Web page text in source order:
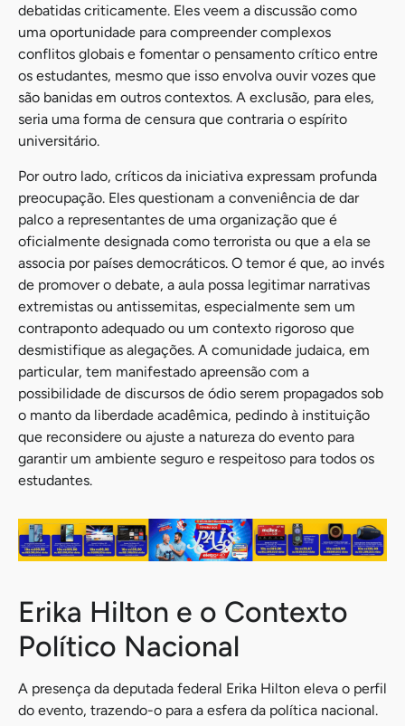
debatidas criticamente. Eles veem a discussão como
uma oportunidade para compreender complexos
conflitos globais e fomentar o pensamento crítico entre
os estudantes, mesmo que isso envolva ouvir vozes que
são banidas em outros contextos. A exclusão, para eles,
seria uma forma de censura que contraria o espírito
universitário.
Por outro lado, críticos da iniciativa expressam profunda
preocupação. Eles questionam a conveniência de dar
palco a representantes de uma organização que é
oficialmente designada como terrorista ou que a ela se
associa por países democráticos. O temor é que, ao invés
de promover o debate, a aula possa legitimar narrativas
extremistas ou antissemitas, especialmente sem um
contraponto adequado ou um contexto rigoroso que
desmistifique as alegações. A comunidade judaica, em
particular, tem manifestado apreensão com a
possibilidade de discursos de ódio serem propagados sob
o manto da liberdade acadêmica, pedindo à instituição
que reconsidere ou ajuste a natureza do evento para
garantir um ambiente seguro e respeitoso para todos os
estudantes.
Erika Hilton e o Contexto
Político Nacional
A presença da deputada federal Erika Hilton eleva o perfil
do evento, trazendo-o para a esfera da política nacional.